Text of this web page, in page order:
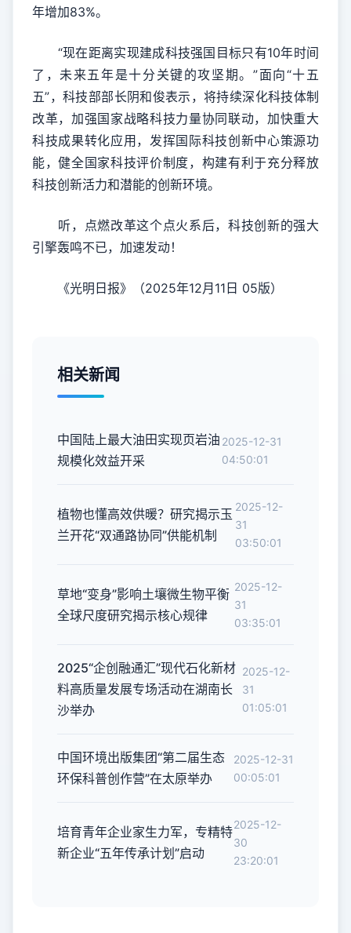
年增加83%。
“现在距离实现建成科技强国目标只有10年时间
了，未来五年是十分关键的攻坚期。”面向“十五
五”，科技部部长阴和俊表示，将持续深化科技体制
改革，加强国家战略科技力量协同联动，加快重大
科技成果转化应用，发挥国际科技创新中心策源功
能，健全国家科技评价制度，构建有利于充分释放
科技创新活力和潜能的创新环境。
听，点燃改革这个点火系后，科技创新的强大
引擎轰鸣不已，加速发动！
《光明日报》（2025年12月11日 05版）
相关新闻
中国陆上最大油田实现页岩油
规模化效益开采
2025-12-31
04:50:01
植物也懂高效供暖？研究揭示玉
兰开花“双通路协同”供能机制
2025-12-
31
03:50:01
草地“变身”影响土壤微生物平衡
全球尺度研究揭示核心规律
2025-12-
31
03:35:01
2025“企创融通汇”现代石化新材
料高质量发展专场活动在湖南长
沙举办
2025-12-
31
01:05:01
中国环境出版集团“第二届生态
环保科普创作营”在太原举办
2025-12-31
00:05:01
培育青年企业家生力军，专精特
新企业“五年传承计划”启动
2025-12-
30
23:20:01